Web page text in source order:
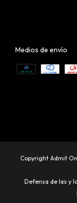
Medios de envío
Copyright Admit
Defensa de las y